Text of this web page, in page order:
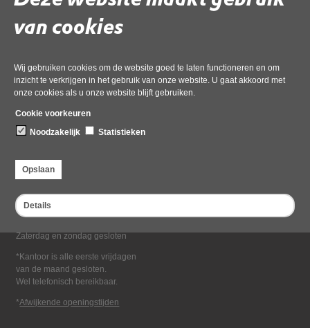
van cookies
Wij gebruiken cookies om de website goed te laten functioneren en om
inzicht te verkrijgen in het gebruik van onze website. U gaat akkoord met
onze cookies als u onze website blijft gebruiken.
Cookie voorkeuren
Noodzakelijk
Statistieken
Opslaan
Details
Bezoekadres
Dampten 2, 1624 NR Hoorn
Postbus 2095, 1620 EB Hoorn
Openingstijden kantoor
Maandag tot en met vrijdag*
van 08:00 tot 16:30
Zaterdag en zondag gesloten
*Kantoor is alle eerste vrijdagen
van de maand gesloten.
Wel telefonisch bereikbaar.
*Afwijkende openingstijden